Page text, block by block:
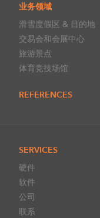
业务领域
滑雪度假区 & 目的地
交易会和会展中心
旅游景点
体育竞技场馆
REFERENCES
SERVICES
硬件
软件
公司
联系